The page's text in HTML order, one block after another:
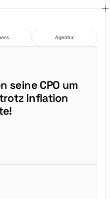
Agentur
seine CPO um
Inflation